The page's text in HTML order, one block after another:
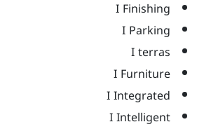
I Finishing
I Parking
I terras
I Furniture
I Integrated
I Intelligent